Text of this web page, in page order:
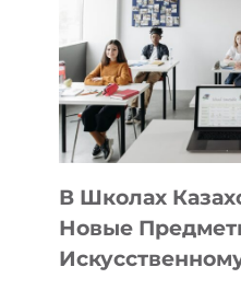
В Школах
Новые